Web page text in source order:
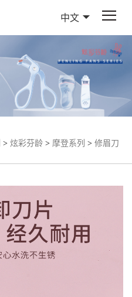
中文
> 炫彩芬龄> 摩登系列 > 修眉刀